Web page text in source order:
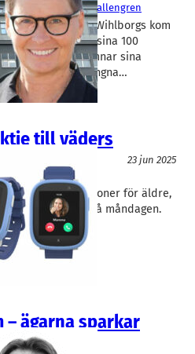
Cengiz Ulrika Hallengren
Catena och Wihlborgs kom
Prolight fick in sina 100
två börs-vdar lämnar sina
några av den gångna…
till väders
23 jun 2025
Read
mobiltelefoner för äldre,
stiga kraftigt på måndagen.
varför.
– ägarna sparkar